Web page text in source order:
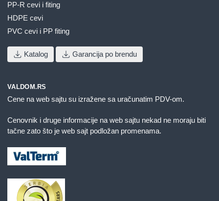
PP-R cevi i fiting
HDPE cevi
PVC cevi i PP fiting
Katalog Garancija po brendu
VALDOM.RS
Cene na web sajtu su izražene sa uračunatim PDV-om.
Cenovnik i druge informacije na web sajtu nekad ne moraju biti
tačne zato što je web sajt podložan promenama.